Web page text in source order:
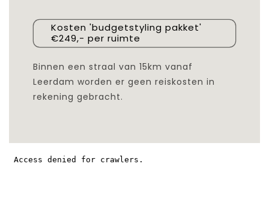
Kosten 'budgetstyling pakket'
€249,- per ruimte
Binnen een straal van 15km vanaf
Leerdam worden er geen reiskosten in
rekening gebracht.